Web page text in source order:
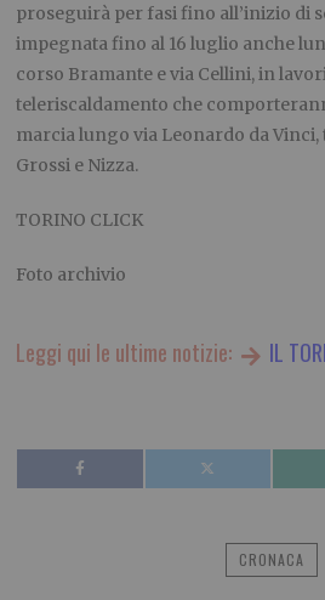
proseguirà per fasi fino all’inizio di
impegnata fino al 16 luglio anche
corso Bramante e via Cellini, in
teleriscaldamento che
marcia lungo via Leonardo da Vinci,
Grossi e Nizza.
TORINO CLICK
Foto archivio
Leggi qui le ultime notizie: IL
CRONACA